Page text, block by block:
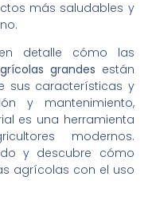
más saludables y
detalle cómo las
grandes están
sus características y
y mantenimiento,
es una herramienta
modernos.
y descubre cómo
agrícolas con el uso